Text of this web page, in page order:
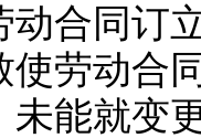
同订立
使劳动合
未能就变